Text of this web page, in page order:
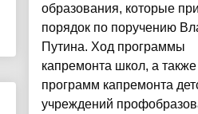
образования, которые
порядок по поручению
Путина. Ход программы
капремонта школ, а также
программ капремонта
учреждений